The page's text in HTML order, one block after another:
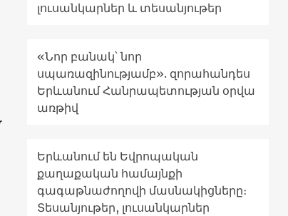
լուսանկարներ և տեսանյութեր
«Նոր բանակ՝ նոր
սպառազինությամբ». զորահանդես
Երևանում Հանրապետության օրվա
առթիվ
Երևանում են Եվրոպական
քաղաքական համայնքի
գագաթնաժողովի մասնակիցները։
Տեսանյութեր, լուսանկարներ